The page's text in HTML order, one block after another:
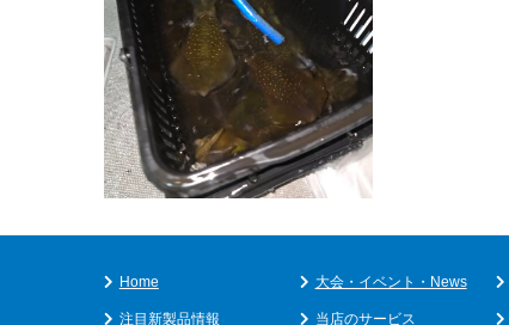
Home 大会・イベント・News
注目新製品情報 当店のサービス